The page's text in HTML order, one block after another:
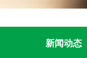
新闻动态